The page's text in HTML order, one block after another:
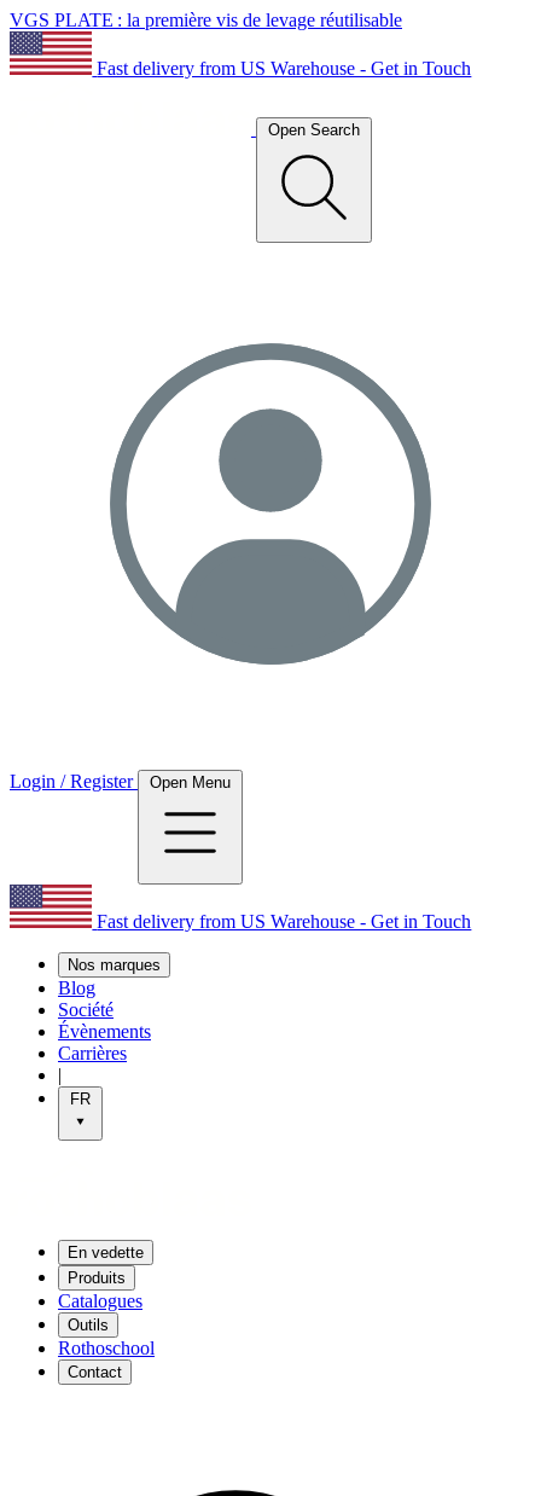
VGS PLATE : la première vis de levage réutilisable
Fast delivery from US Warehouse - Get in Touch
Open Search
Login / Register Open Menu
Fast delivery from US Warehouse - Get in Touch
Nos marques
Blog
Société
Évènements
Carrières
|
FR
En vedette
Produits
Catalogues
Outils
Rothoschool
Contact